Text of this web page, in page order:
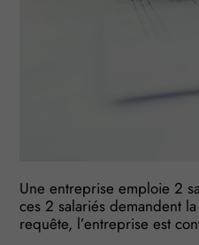
Une entreprise emploie 2
ces 2 salariés demandent
requête, l’entreprise est